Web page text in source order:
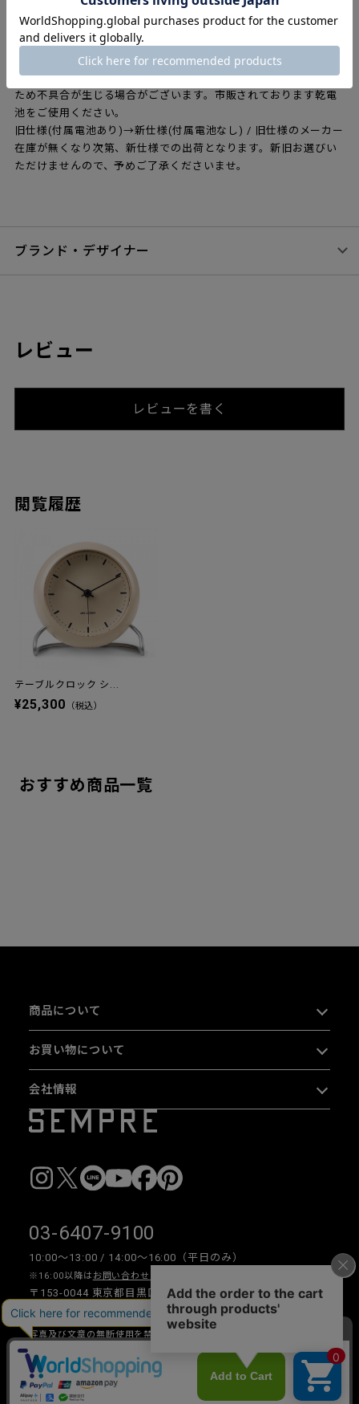
して、目的や個性に合わせてカラーバリエーションが増えたAJテ
ーブルクロックをぜひお楽しみください。LED灯・アラーム機能
搭載。ムーブメント：中国製クォーツ
【1956年デザイン】
※電池をお使いいただく際に「充電式(1.2V)」では、電圧不足の
ため不具合が生じる場合がございます。市販されております乾電
池をご使用ください。
旧仕様(付属電池あり)→新仕様(付属電池なし) / 旧仕様のメーカー
在庫が無くなり次第、新仕様での出荷となります。新旧お選びい
ただけませんので、予めご了承くださいませ。
ブランド・デザイナー
レビュー
レビューを書く
閲覧履歴
テーブルクロック シ...
¥25,300 （税込）
おすすめ商品一覧
商品について
お買い物について
会社情報
03-6407-9100
10:00〜13:00 / 14:00〜16:00（平日のみ）
※16:00以降は お問い合わせフォーム
〒153-0044 東京都目黒区大橋 2-16-26 1F・2F
写真及び文章の無断使用を禁じます。
Copyright © 2026 SEMPRE DESIGN CO., LTD.All right reserved.
__